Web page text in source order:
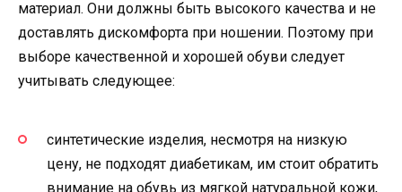
материал. Они должны быть высокого качества и не
доставлять дискомфорта при ношении. Поэтому при
выборе качественной и хорошей обуви следует
учитывать следующее:
синтетические изделия, несмотря на низкую
цену, не подходят диабетикам, им стоит обратить
внимание на обувь из мягкой натуральной кожи,